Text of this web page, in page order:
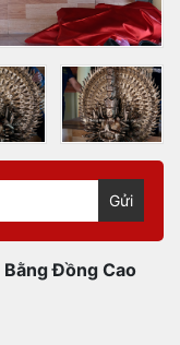
Gửi
Đồng Cao